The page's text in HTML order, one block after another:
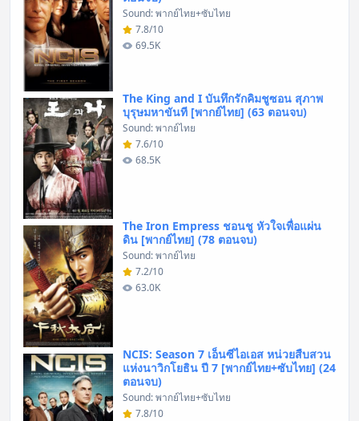
Sound: พากย์ไทย+ซับไทย
7.8/10
69.5K
The King and I บันทึกรักคิมชูซอน สุภาพ
บุรุษมหาขันที [พากย์ไทย] (63 ตอนจบ)
Sound: พากย์ไทย
7.6/10
68.5K
The Iron Empress ชอนชู หัวใจเพื่อแผ่น
ดิน [พากย์ไทย] (78 ตอนจบ)
Sound: พากย์ไทย
7.2/10
63.0K
NCIS: Season 7 เอ็นซีไอเอส หน่วยสืบสวน
แห่งนาวิกโยธิน ปี 7 [พากย์ไทย+ซับไทย] (24
ตอนจบ)
Sound: พากย์ไทย+ซับไทย
7.8/10